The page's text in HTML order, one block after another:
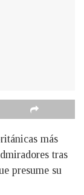
más
tras
presume su